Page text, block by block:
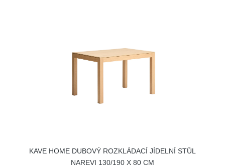
KAVE HOME DUBOVÝ ROZKLÁDACÍ JÍDELNÍ STŮL
NAREVI 130/190 X 80 CM